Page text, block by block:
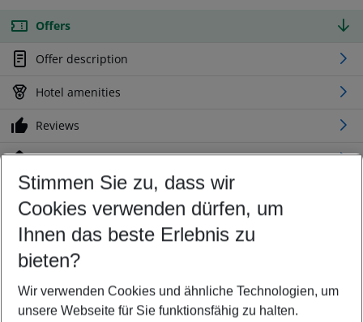
Offers
Offer description
Hotel amenities
Reviews
Location
Customize your offer
Find the perfect deal which suits your best
Your departure airport
Any airport
Select your date range
11/08/26–09/08/27 5-8 nights
Stimmen Sie zu, dass wir
Cookies verwenden dürfen, um
Ihnen das beste Erlebnis zu
bieten?
Wir verwenden Cookies und ähnliche Technologien, um
unsere Webseite für Sie funktionsfähig zu halten.